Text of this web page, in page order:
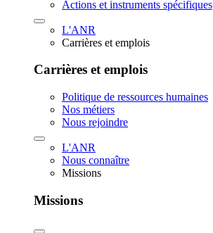
Actions et instruments spécifiques
L'ANR
Carrières et emplois
Carrières et emplois
Politique de ressources humaines
Nos métiers
Nous rejoindre
L'ANR
Nous connaître
Missions
Missions